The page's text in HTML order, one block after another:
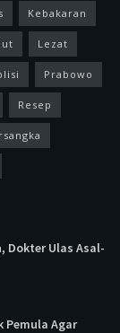
Kebakaran
Lezat
Prabowo
Resep
Dokter Ulas Asal-
Pemula Agar